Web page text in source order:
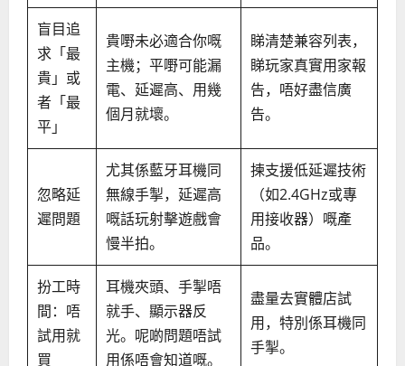
盲目追
求「最
貴」或
者「最
平」
貴嘢未必適合你嘅
主機；平嘢可能漏
電、延遲高、用幾
個月就壞。
睇清楚兼容列表，
睇玩家真實用家報
告，唔好盡信廣
告。
忽略延
遲問題
尤其係藍牙耳機同
無線手掣，延遲高
嘅話玩射擊遊戲會
慢半拍。
揀支援低延遲技術
（如2.4GHz或專
用接收器）嘅產
品。
扮工時
間：唔
試用就
買
耳機夾頭、手掣唔
就手、顯示器反
光。呢啲問題唔試
用係唔會知道嘅。
盡量去實體店試
用，特別係耳機同
手掣。